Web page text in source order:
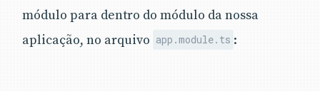
módulo para dentro do módulo da nossa
aplicação, no arquivo app.module.ts :